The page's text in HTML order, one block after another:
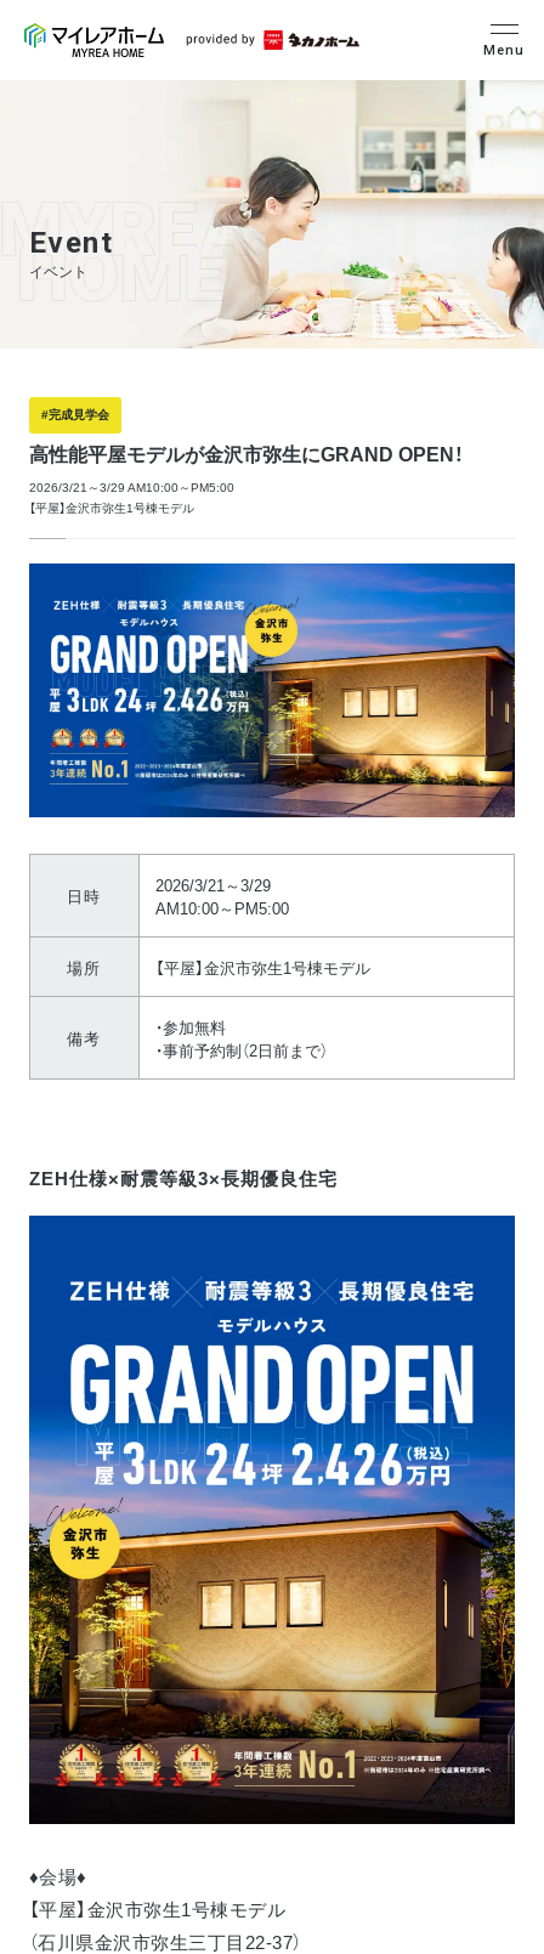
Menu
Event
イベント
#完成見学会
高性能平屋モデルが金沢市弥生にGRAND OPEN！
2026/3/21～3/29 AM10:00～PM5:00
【平屋】金沢市弥生1号棟モデル
日時
2026/3/21～3/29
AM10:00～PM5:00
場所 【平屋】金沢市弥生1号棟モデル
備考
・参加無料
・事前予約制（2日前まで）
ZEH仕様×耐震等級3×長期優良住宅
♦会場♦
【平屋】金沢市弥生1号棟モデル
（石川県金沢市弥生三丁目22-37）